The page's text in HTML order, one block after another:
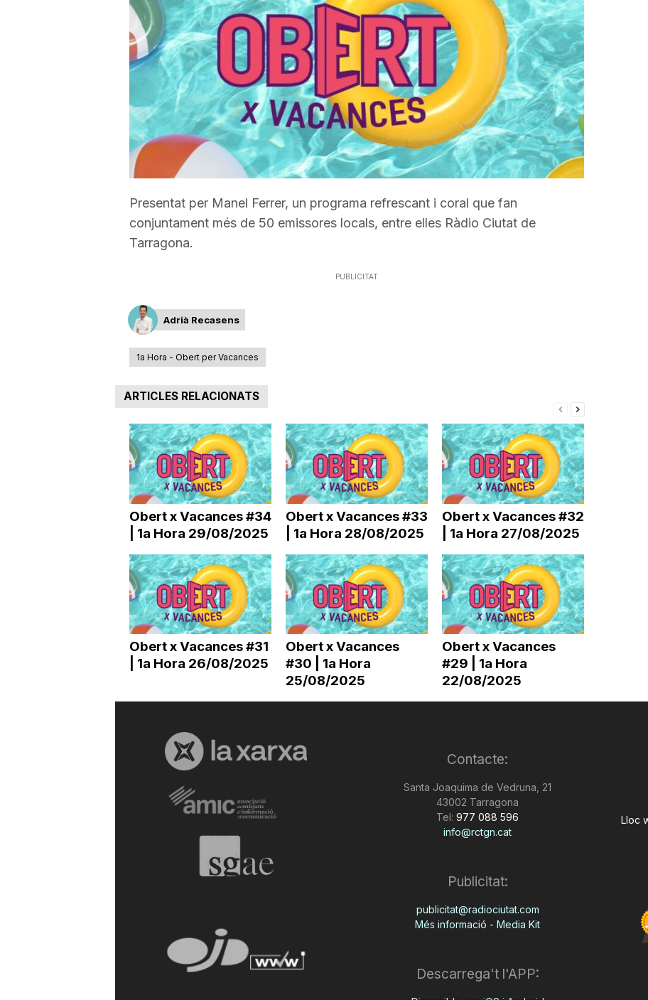
T
a
r
a
a
per
a
incrementar
o
disminuir
el
volum.
Presentat per Manel Ferrer, un programa refrescant i coral que fan
conjuntament més de 50 emissores locals, entre elles Ràdio Ciutat de
Tarragona.
PUBLICITAT
Adrià Recasens
1a Hora - Obert per Vacances
ARTICLES RELACIONATS
Obert x Vacances #34
| 1a Hora 29/08/2025
Obert x Vacances #33
| 1a Hora 28/08/2025
Obert x Vacances #32
| 1a Hora 27/08/2025
Obert x Vacances #31
| 1a Hora 26/08/2025
Obert x Vacances
#30 | 1a Hora
25/08/2025
Obert x Vacances
#29 | 1a Hora
22/08/2025
Contacte:
Santa Joaquima de Vedruna, 21
43002 Tarragona
Tel: 977 088 596
info@rctgn.cat
Publicitat:
publicitat@radiociutat.com
Més informació - Media Kit
Descarrega't l'APP:
Lloc